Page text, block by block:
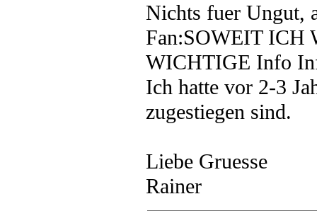
Nichts fuer Ungut,
Fan:SOWEIT ICH
WICHTIGE Info
Ich hatte vor 2-3
zugestiegen sind.
Liebe Gruesse
Rainer